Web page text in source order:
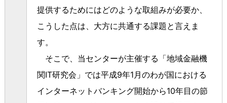
提供するためにはどのような取組みが必要か、
こうした点は、大方に共通する課題と言えま
す。
そこで、当センターが主催する「地域金融機
関IT研究会」では平成9年1月のわが国における
インターネットバンキング開始から10年目の節